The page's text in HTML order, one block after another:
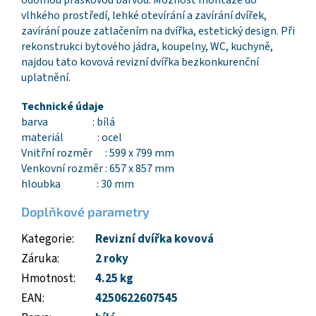
vlhkého prostředí, lehké otevírání a zavírání dvířek,
zavírání pouze zatlačením na dvířka, estetický design. Při
rekonstrukci bytového jádra, koupelny, WC, kuchyně,
najdou tato kovová revizní dvířka bezkonkurenční
uplatnění.
Technické údaje
barva : bílá
materiál : ocel
Vnitřní rozměr : 599 x 799 mm
Venkovní rozměr : 657 x 857 mm
hloubka : 30 mm
Doplňkové parametry
Kategorie:
Revizní dvířka kovová
Záruka:
2 roky
Hmotnost:
4.25 kg
EAN:
4250622607545